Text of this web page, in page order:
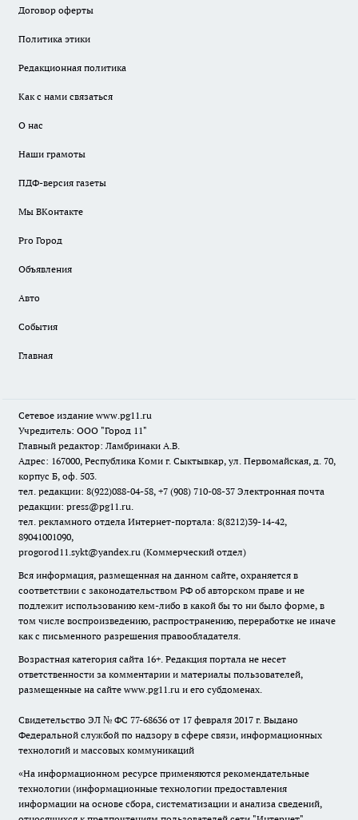
Договор оферты
Политика этики
Редакционная политика
Как с нами связаться
О нас
Наши грамоты
ПДФ-версия газеты
Мы ВКонтакте
Pro Город
Объявления
Авто
События
Главная
Сетевое издание www.pg11.ru
Учредитель: ООО "Город 11"
Главный редактор: Ламбринаки А.В.
Адрес: 167000, Республика Коми г. Сыктывкар, ул. Первомайская, д. 70,
корпус Б, оф. 503.
тел. редакции: 8(922)088-04-58, +7 (908) 710-08-37 Электронная почта
редакции: press@pg11.ru.
тел. рекламного отдела Интернет-портала: 8(8212)39-14-42,
89041001090,
progorod11.sykt@yandex.ru (Коммерческий отдел)
Вся информация, размещенная на данном сайте, охраняется в
соответствии с законодательством РФ об авторском праве и не
подлежит использованию кем-либо в какой бы то ни было форме, в
том числе воспроизведению, распространению, переработке не иначе
как с письменного разрешения правообладателя.
Возрастная категория сайта 16+. Редакция портала не несет
ответственности за комментарии и материалы пользователей,
размещенные на сайте www.pg11.ru и его субдоменах.
Свидетельство ЭЛ № ФС 77-68636 от 17 февраля 2017 г. Выдано
Федеральной службой по надзору в сфере связи, информационных
технологий и массовых коммуникаций
«На информационном ресурсе применяются рекомендательные
технологии (информационные технологии предоставления
информации на основе сбора, систематизации и анализа сведений,